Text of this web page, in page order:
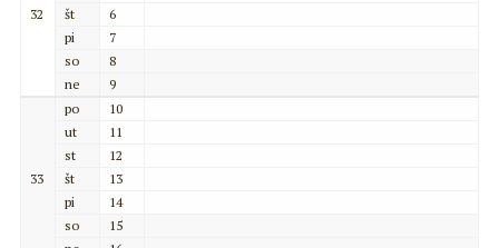
32
št
6
pi
7
so
8
ne
9
33
po
10
ut
11
st
12
št
13
pi
14
so
15